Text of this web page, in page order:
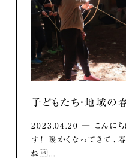
子どもたち・地域の
2023.04.20 ― こんにち
す！ 暖かくなってきて
ね...